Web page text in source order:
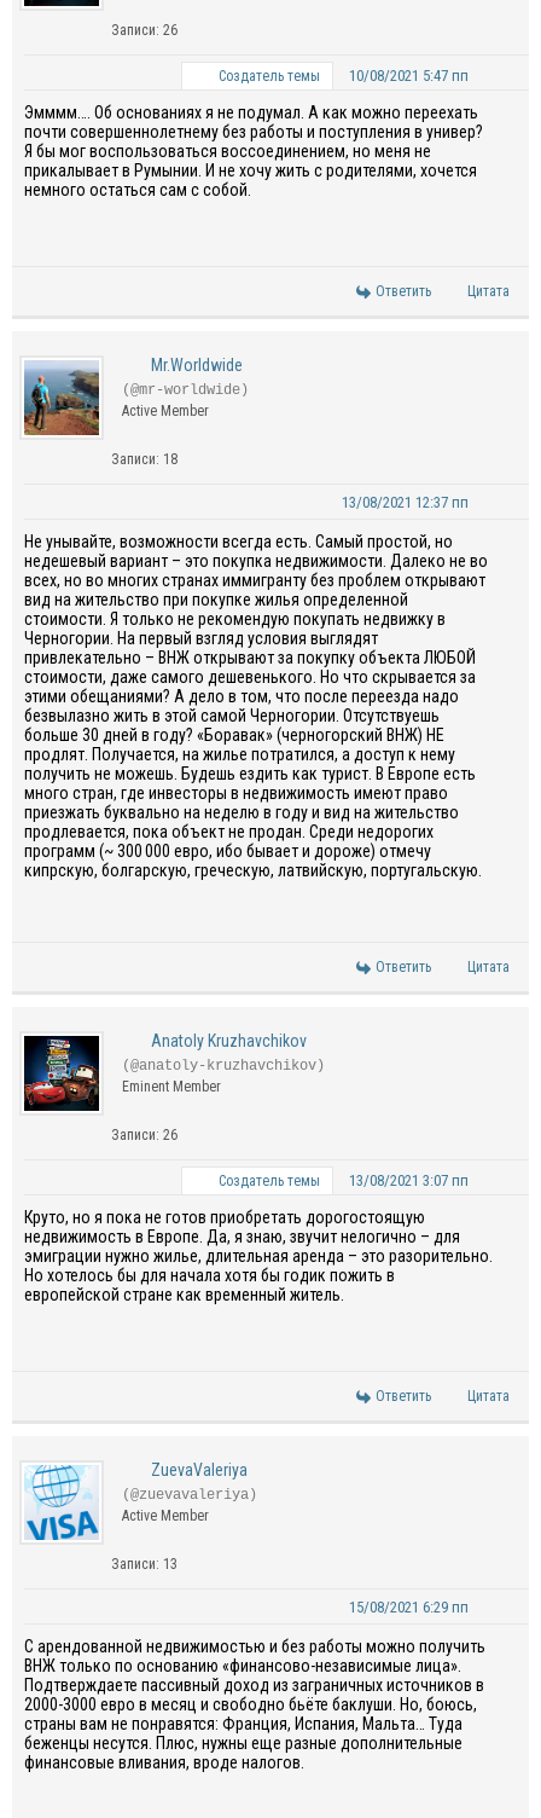
Записи: 26
Создатель темы 10/08/2021 5:47 пп
Эмммм…. Об основаниях я не подумал. А как можно переехать
почти совершеннолетнему без работы и поступления в универ?
Я бы мог воспользоваться воссоединением, но меня не
прикалывает в Румынии. И не хочу жить с родителями, хочется
немного остаться сам с собой.
Ответить Цитата
Mr.Worldwide
(@mr-worldwide)
Active Member
Записи: 18
13/08/2021 12:37 пп
Не унывайте, возможности всегда есть. Самый простой, но
недешевый вариант – это покупка недвижимости. Далеко не во
всех, но во многих странах иммигранту без проблем открывают
вид на жительство при покупке жилья определенной
стоимости. Я только не рекомендую покупать недвижку в
Черногории. На первый взгляд условия выглядят
привлекательно – ВНЖ открывают за покупку объекта ЛЮБОЙ
стоимости, даже самого дешевенького. Но что скрывается за
этими обещаниями? А дело в том, что после переезда надо
безвылазно жить в этой самой Черногории. Отсутствуешь
больше 30 дней в году? «Боравак» (черногорский ВНЖ) НЕ
продлят. Получается, на жилье потратился, а доступ к нему
получить не можешь. Будешь ездить как турист. В Европе есть
много стран, где инвесторы в недвижимость имеют право
приезжать буквально на неделю в году и вид на жительство
продлевается, пока объект не продан. Среди недорогих
программ (~ 300 000 евро, ибо бывает и дороже) отмечу
кипрскую, болгарскую, греческую, латвийскую, португальскую.
Ответить Цитата
Anatoly Kruzhavchikov
(@anatoly-kruzhavchikov)
Eminent Member
Записи: 26
Создатель темы 13/08/2021 3:07 пп
Круто, но я пока не готов приобретать дорогостоящую
недвижимость в Европе. Да, я знаю, звучит нелогично – для
эмиграции нужно жилье, длительная аренда – это разорительно.
Но хотелось бы для начала хотя бы годик пожить в
европейской стране как временный житель.
Ответить Цитата
ZuevaValeriya
(@zuevavaleriya)
Active Member
Записи: 13
15/08/2021 6:29 пп
С арендованной недвижимостью и без работы можно получить
ВНЖ только по основанию «финансово-независимые лица».
Подтверждаете пассивный доход из заграничных источников в
2000-3000 евро в месяц и свободно бьёте баклуши. Но, боюсь,
страны вам не понравятся: Франция, Испания, Мальта… Туда
беженцы несутся. Плюс, нужны еще разные дополнительные
финансовые вливания, вроде налогов.